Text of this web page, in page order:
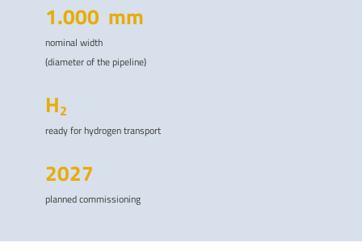
1.000 mm
nominal width
(diameter of the pipeline)
H2
ready for hydrogen transport
2027
planned commissioning